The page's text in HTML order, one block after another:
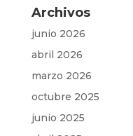
Archivos
junio 2026
abril 2026
marzo 2026
octubre 2025
junio 2025